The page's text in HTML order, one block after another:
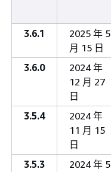
3.6.1
2025 年 5
月 15 日
3.6.0
2024 年
12 月 27
日
3.5.4
2024 年
11 月 15
日
3.5.3
2024 年 5